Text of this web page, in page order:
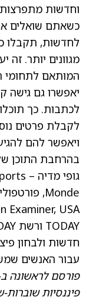
וחדשות מתפרצות
לחדשות, תקבלו
מגוונים יותר. זה
המותאם לתחומי
יאפשרו גם גישה
לכתבות. כך
לקבלת פרטים
ויאפשר להם
בהרחבת התוכן
Examiner, USA
חדשות ולבחון
עבור האנשים
פורסם לראשונה
פיננסיות